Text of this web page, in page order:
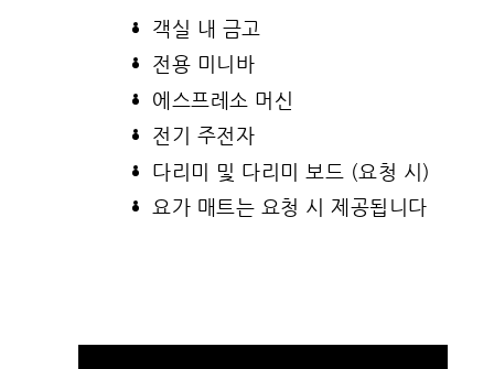
객실 내 금고
전용 미니바
에스프레소 머신
전기 주전자
다리미 및 다리미 보드 (요청 시)
요가 매트는 요청 시 제공됩니다